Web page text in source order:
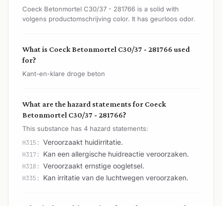
Coeck Betonmortel C30/37 - 281766 is a solid with
volgens productomschrijving color. It has geurloos odor.
What is Coeck Betonmortel C30/37 - 281766 used
for?
Kant-en-klare droge beton
What are the hazard statements for Coeck
Betonmortel C30/37 - 281766?
This substance has 4 hazard statements:
H315: Veroorzaakt huidirritatie.
H317: Kan een allergische huidreactie veroorzaken.
H318: Veroorzaakt ernstige oogletsel.
H335: Kan irritatie van de luchtwegen veroorzaken.